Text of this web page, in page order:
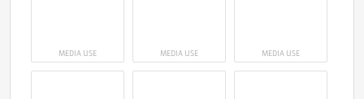
MEDIA USE MEDIA USE MEDIA USE